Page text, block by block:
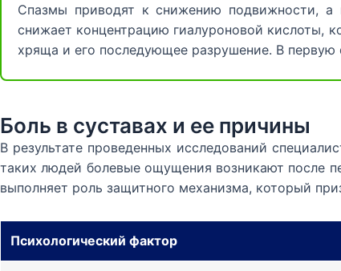
Спазмы приводят к снижению подвижности, а
снижает концентрацию гиалуроновой кислоты,
хряща и его последующее разрушение. В первую
Боль в суставах и ее причины
В результате проведенных исследований
таких людей болевые ощущения возникают после
выполняет роль защитного механизма, который
Психологический фактор